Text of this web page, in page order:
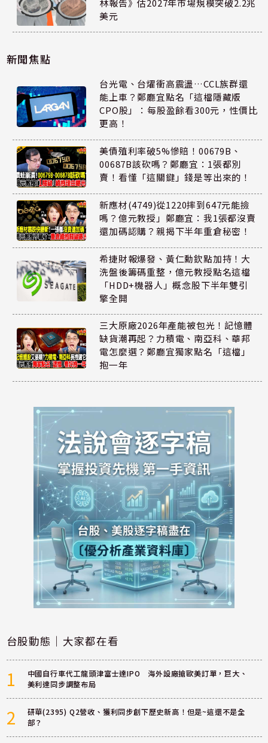
美元
新聞焦點
台光電、台燿衝高震盪…CCL族群還
能上車？鄭廳宜點名「這檔隱藏版
CPO股」：每股盈餘看300元，性價比
更高！
美債殖利率破5%慘賠！00679B、
00687B該砍嗎？鄭廳宜：1張都別
賣！看懂「這關鍵」錢是等出來的！
新應材(4749)從1220摔到647元能撿
嗎？億元教授」鄭廳宜：我1張都沒賣
還加碼認購？親揭下半年重倉秘密！
希捷財報爆發、黃仁勳欽點加持！大
洗盤後籌碼重整，億元教授點名這檔
「HDD+機器人」概念股下半年雙引
擎全開
三大原廠2026年產能被包光！記憶體
缺貨潮再起？力積電、南亞科、華邦
電怎麼選？鄭廳宜獨家點名「這檔」
抱一年
台股動態｜大家都在看
1
中國自行車代工龍頭津富士達IPO 海外設廠搶歐美訂單，巨大、
美利達同步調整布局
2
研華(2395) Q2營收、獲利同步創下歷史新高！但是~這還不是全
部？